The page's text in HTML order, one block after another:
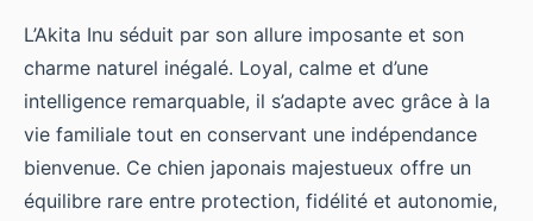
L’Akita Inu séduit par son allure imposante et son
charme naturel inégalé. Loyal, calme et d’une
intelligence remarquable, il s’adapte avec grâce à la
vie familiale tout en conservant une indépendance
bienvenue. Ce chien japonais majestueux offre un
équilibre rare entre protection, fidélité et autonomie,